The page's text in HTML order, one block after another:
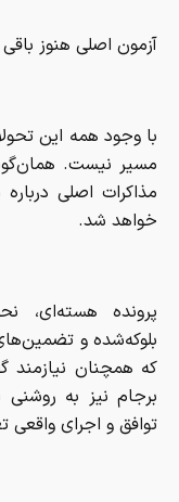
آزمون اصلی هنوز
با وجود همه این
مسیر نیست.
مذاکرات اصلی
خواهد شد.
پرونده هسته‌ای،
بلوکه‌شده و
که همچنان نیازمند
برجام نیز به
توافق و اجرای واقعی